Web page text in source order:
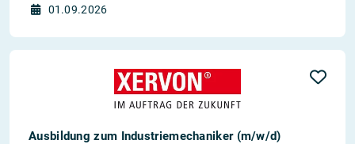
01.09.2026
Ausbildung zum Industriemechaniker (m/w/d)